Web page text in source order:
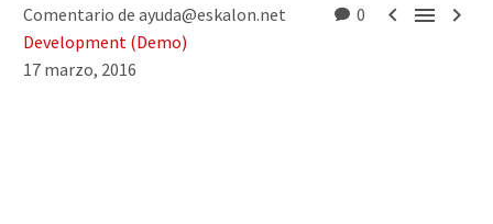
0   
Comentario de ayuda@eskalon.net
Development (Demo)
17 marzo, 2016